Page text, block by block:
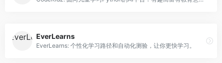
EverLearns
EverLearns: 个性化学习路径和自动化测验，让你更快学习。